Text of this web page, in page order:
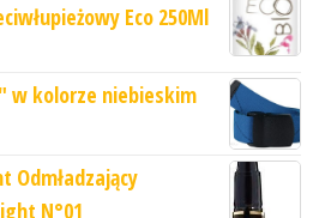
Eco 250Ml
w kolorze niebieskim
Odmładzający
N°01